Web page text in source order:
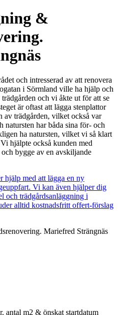
&
och intresserad av att renovera
i Sörmland ville ha hjälp och
och vi åkte ut för att se
är oftast att lägga stenplattor
av trädgården, vilket också var
har båda sina för- och
ha natursten, vilket vi så klart
hjälpte också kunden med
bygge av en avskiljande
hjälp med att lägga en ny
Vi kan även hjälper dig
och trädgårdsanläggning i
alltid kostnadsfritt offert-förslag
antal m2 & önskat startdatum